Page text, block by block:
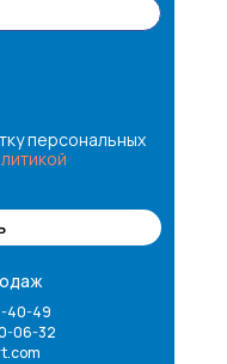
40-49
06-32
персональных